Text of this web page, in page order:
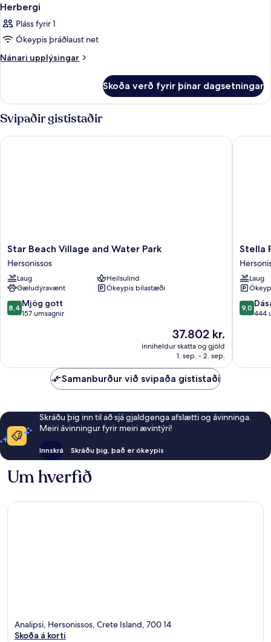
Herbergi
Pláss fyrir 1
Ókeypis þráðlaust net
Nánari upplýsingar
Nánari
Skoða verð fyrir þínar dagsetningar
Svipaðir gististaðir
Star
Beach
Village
and
Water
Park
Hersonissos
Star Beach Village and Water Park
Hersonissos
Laug
Heilsulind
Gæludýravænt
Ókeypis bílastæði
8.4
af
umsagnir
8,4 Mjög gott
157 umsagnir
Verðið
er
37.802 kr.
37.802 kr.
inniheldur skatta og gjöld
1. sep. - 2. sep.
Star Beach Village and Water Park
Stella
Palace
Aqua
Park
Resort
Stella
Laug
9.0
af
9,0
444
Stella
Samanburður við svipaða gististaði
Skráðu þig inn til að sjá gjaldgenga afslætti og ávinninga.
Meiri ávinningur fyrir meiri ævintýri!
Innskrá Skráðu þig, það er ókeypis
Um hverfið
Analipsi, Hersonissos, Crete Island, 700 14
Skoða á korti